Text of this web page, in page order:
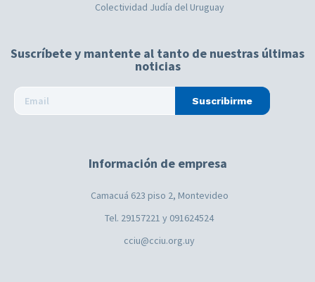
Colectividad Judía del Uruguay
Suscríbete y mantente al tanto de nuestras últimas
noticias
Suscribirme
Información de empresa
Camacuá 623 piso 2, Montevideo
Tel. 29157221 y 091624524
cciu@cciu.org.uy